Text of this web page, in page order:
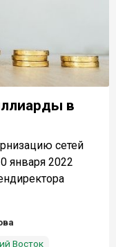
в
сетей
января 2022
Восток